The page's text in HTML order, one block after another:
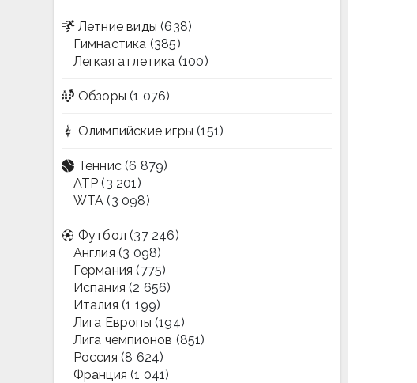
Летние виды (638)
Гимнастика (385)
Легкая атлетика (100)
Обзоры (1 076)
Олимпийские игры (151)
Теннис (6 879)
ATP (3 201)
WTA (3 098)
Футбол (37 246)
Англия (3 098)
Германия (775)
Испания (2 656)
Италия (1 199)
Лига Европы (194)
Лига чемпионов (851)
Россия (8 624)
Франция (1 041)